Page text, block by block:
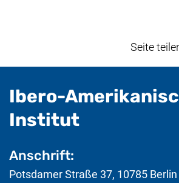
Seite
Ibero-
Institut-
Anschrift:
Potsdamer Straße 37, 10785 Berlin